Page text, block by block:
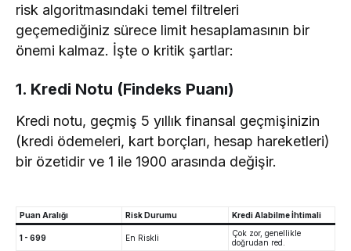
risk algoritmasındaki temel filtreleri
geçemediğiniz sürece limit hesaplamasının bir
önemi kalmaz. İşte o kritik şartlar:
1. Kredi Notu (Findeks Puanı)
Kredi notu, geçmiş 5 yıllık finansal geçmişinizin
(kredi ödemeleri, kart borçları, hesap hareketleri)
bir özetidir ve 1 ile 1900 arasında değişir.
Puan Aralığı Risk Durumu Kredi Alabilme İhtimali
1 - 699 En Riskli
Çok zor, genellikle
doğrudan red.